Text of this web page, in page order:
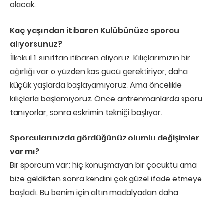
olacak.
Kaç yaşından itibaren Kulübünüze sporcu
alıyorsunuz?
İlkokul 1. sınıftan itibaren alıyoruz. Kılıçlarımızın bir
ağırlığı var o yüzden kas gücü gerektiriyor, daha
küçük yaşlarda başlayamıyoruz. Ama öncelikle
kılıçlarla başlamıyoruz. Önce antrenmanlarda sporu
tanıyorlar, sonra eskrimin tekniği başlıyor.
Sporcularınızda gördüğünüz olumlu değişimler
var mı?
Bir sporcum var; hiç konuşmayan bir çocuktu ama
bize geldikten sonra kendini çok güzel ifade etmeye
başladı. Bu benim için altın madalyadan daha